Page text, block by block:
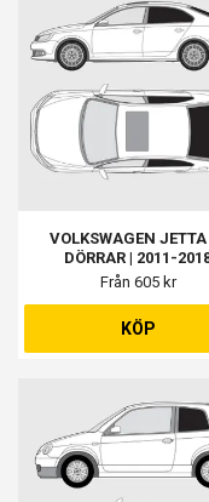
VOLKSWAGEN
DÖRRAR | 2011-
Från 605 kr
KÖP